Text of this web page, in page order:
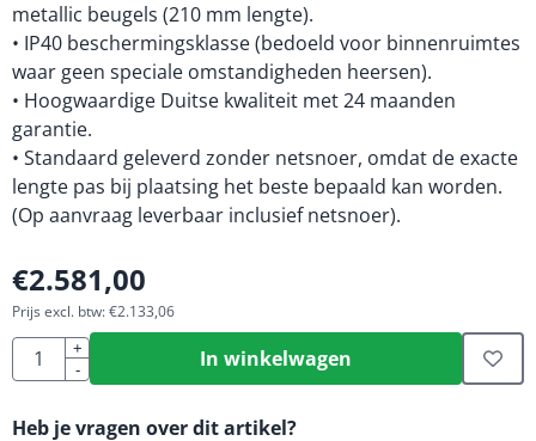
metallic beugels (210 mm lengte).
• IP40 beschermingsklasse (bedoeld voor binnenruimtes
waar geen speciale omstandigheden heersen).
• Hoogwaardige Duitse kwaliteit met 24 maanden
garantie.
• Standaard geleverd zonder netsnoer, omdat de exacte
lengte pas bij plaatsing het beste bepaald kan worden.
(Op aanvraag leverbaar inclusief netsnoer).
€2.581,00
Prijs excl. btw:€2.133,06
Aantal
+
-
In winkelwagen
Heb je vragen over dit artikel?